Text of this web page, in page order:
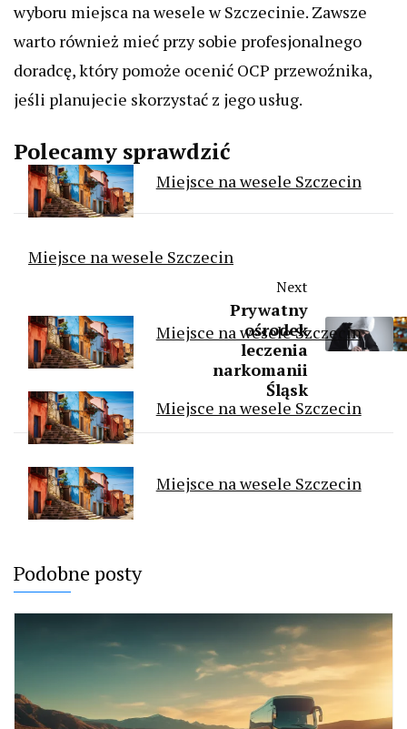
wyboru miejsca na wesele w Szczecinie. Zawsze
warto również mieć przy sobie profesjonalnego
doradcę, który pomoże ocenić OCP przewoźnika,
jeśli planujecie skorzystać z jego usług.
Polecamy sprawdzić
Miejsce na wesele Szczecin
Miejsce na wesele Szczecin
Miejsce na wesele Szczecin
Miejsce na wesele Szczecin
Miejsce na wesele Szczecin
Next
Prywatny
ośrodek
leczenia
narkomanii
Śląsk
Podobne posty